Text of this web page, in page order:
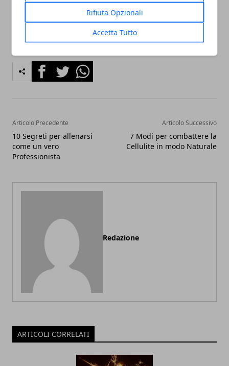
Rifiuta Opzionali
Accetta Tutto
FacebookTwitterWhatsapp
Articolo Precedente
10 Segreti per allenarsi
come un vero
Professionista
Articolo Successivo
7 Modi per combattere la
Cellulite in modo Naturale
Redazione
ARTICOLI CORRELATI